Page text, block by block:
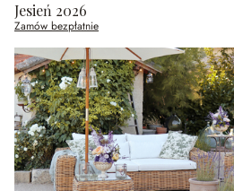
Jesień 2026
Zamów bezpłatnie